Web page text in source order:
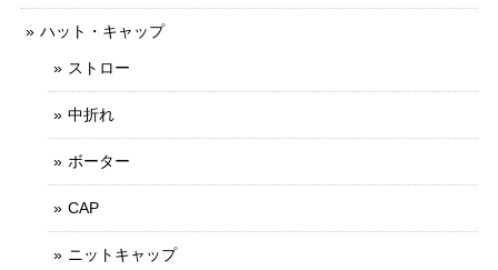
ハット・キャップ
ストロー
中折れ
ボーター
CAP
ニットキャップ